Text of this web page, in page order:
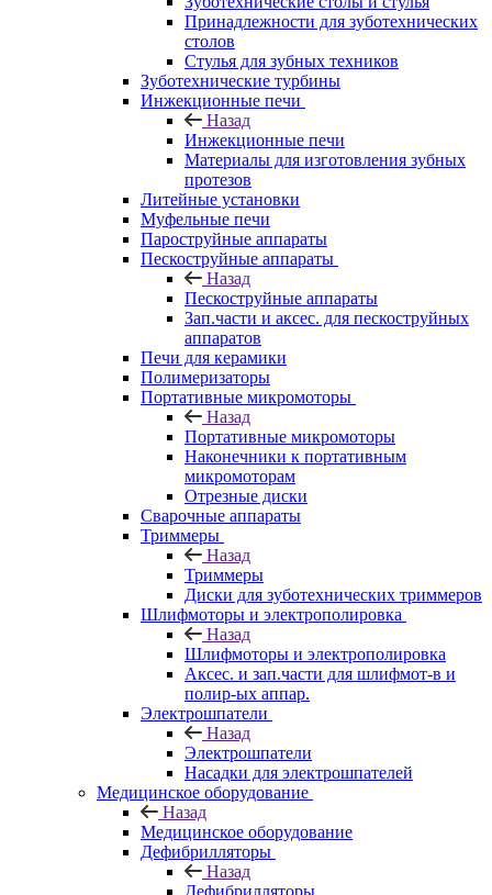
Принадлежности для зуботехнических
столов
Стулья для зубных техников
Зуботехнические турбины
Инжекционные печи
Назад
Инжекционные печи
Материалы для изготовления зубных
протезов
Литейные установки
Муфельные печи
Пароструйные аппараты
Пескоструйные аппараты
Назад
Пескоструйные аппараты
Зап.части и аксес. для пескоструйных
аппаратов
Печи для керамики
Полимеризаторы
Портативные микромоторы
Назад
Портативные микромоторы
Наконечники к портативным
микромоторам
Отрезные диски
Сварочные аппараты
Триммеры
Назад
Триммеры
Диски для зуботехнических триммеров
Шлифмоторы и электрополировка
Назад
Шлифмоторы и электрополировка
Аксес. и зап.части для шлифмот-в и
полир-ых аппар.
Электрошпатели
Назад
Электрошпатели
Насадки для электрошпателей
Медицинское оборудование
Назад
Медицинское оборудование
Дефибрилляторы
Назад
Дефибрилляторы